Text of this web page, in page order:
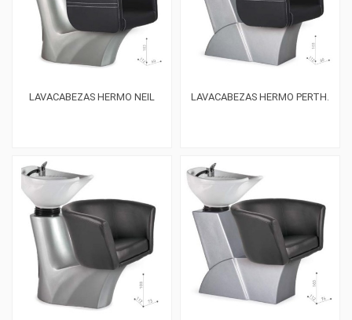
LAVACABEZAS HERMO NEIL LAVACABEZAS HERMO PERTH.